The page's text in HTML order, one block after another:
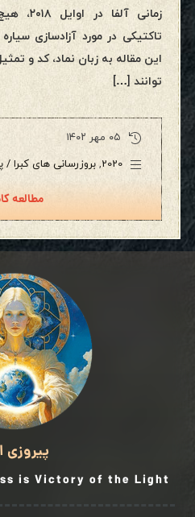
زمانی
تاکتیکی در مورد آزادسازی سیاره
این مقاله به زبان نماد، کد و
توانند […]
۰۵ مهر ۱۴۰۲
2020
, بروزرسانی های کبرا /
مطالعه
پیروزی
is Victory of the Light